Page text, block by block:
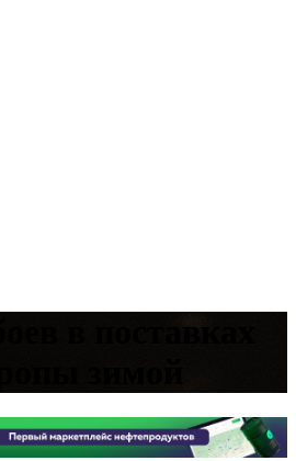
в поставках